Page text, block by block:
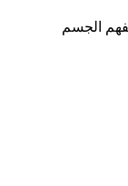
الجسم